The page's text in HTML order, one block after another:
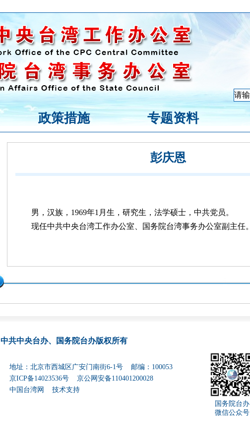
政策措施 专题资料
彭庆恩
男，汉族，1969年1月生，研究生，法学硕士，中共党员。
现任中共中央台湾工作办公室、国务院台湾事务办公室副主任。
中共中央台办、国务院台办版权所有
地址：北京市西城区广安门南街6-1号 邮编：100053
京ICP备14023536号 京公网安备110401200028
中国台湾网
技术支持
国务院台办
微信公众号